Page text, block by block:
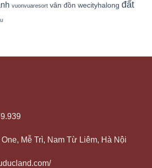
vuonvuaresort vân đồn wecityhalong đất
Mễ Trì, Nam Từ Liêm, Hà Nội